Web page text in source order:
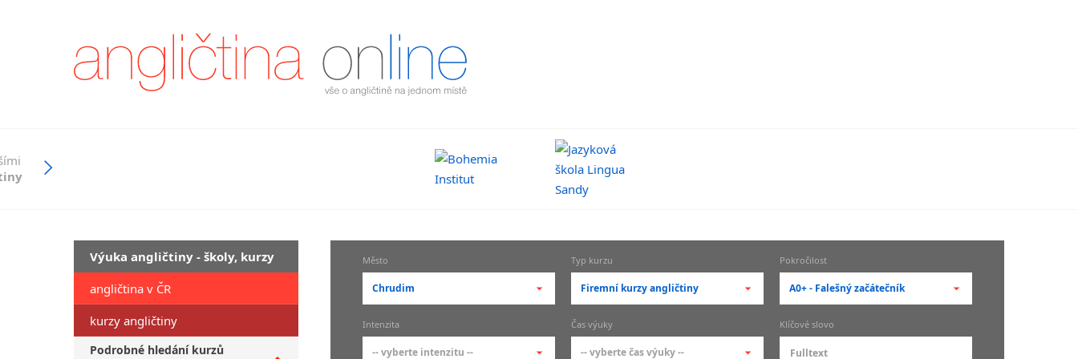
Výuka angličtiny - školy, kurzy
angličtina v ČR
kurzy angličtiny
Podrobné hledání kurzů
Město
Chrudim
-- vyberte město --
pražské městské části
Typ kurzu
Firemní kurzy angličtiny
-- vyberte typ --
základní členění kurzů
Pokročilost
A0+ - Falešný začátečník
-- vyberte pokročilost --
Intenzita
-- vyberte intenzitu --
Čas výuky
-- vyberte čas výuky --
Klíčové slovo